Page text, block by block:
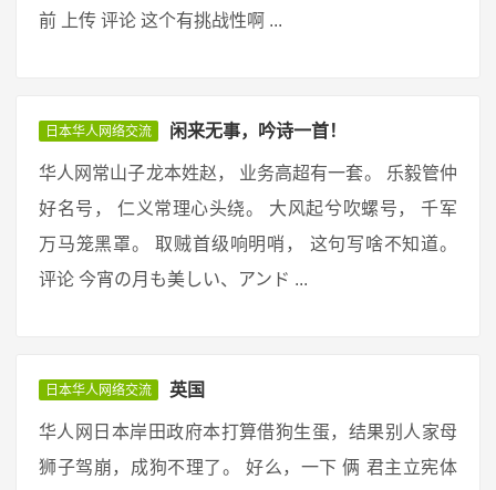
前 上传 评论 这个有挑战性啊 ...
日本华人网络交流 闲来无事，吟诗一首！
华人网常山子龙本姓赵， 业务高超有一套。 乐毅管仲
好名号， 仁义常理心头绕。 大风起兮吹螺号， 千军
万马笼黑罩。 取贼首级响明哨， 这句写啥不知道。
评论 今宵の月も美しい、アンド ...
日本华人网络交流 英国
华人网日本岸田政府本打算借狗生蛋，结果别人家母
狮子驾崩，成狗不理了。 好么，一下 俩 君主立宪体